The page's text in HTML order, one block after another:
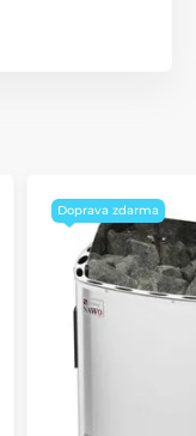
Doprava zdarma